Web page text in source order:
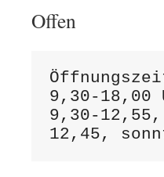
Offen
9,30-18,00
9,30-
12,45,